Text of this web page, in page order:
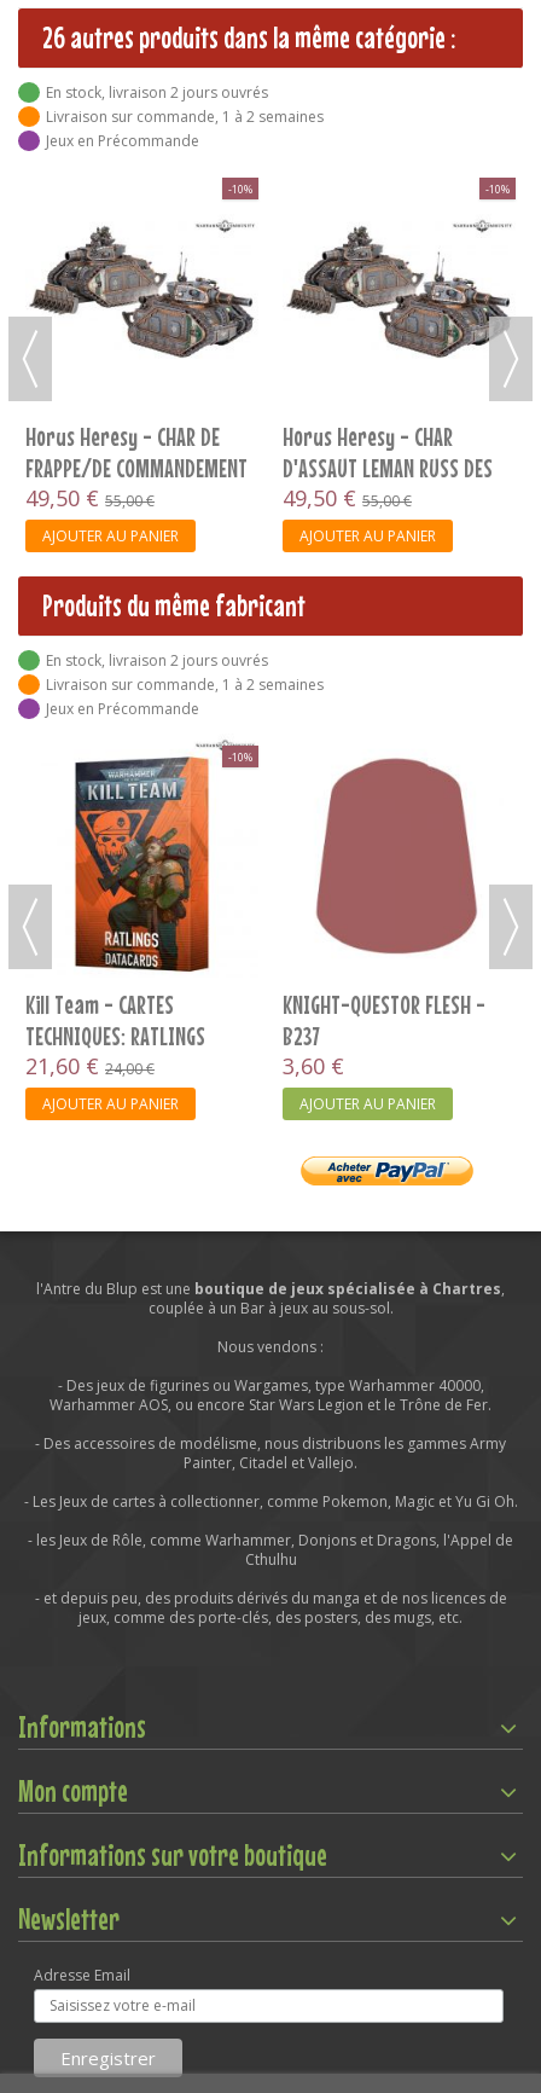
26 autres produits dans la même catégorie :
En stock, livraison 2 jours ouvrés
Livraison sur commande, 1 à 2 semaines
Jeux en Précommande
-10%
Horus Heresy - CHAR DE
FRAPPE/DE COMMANDEMENT
LEMAN RUSS...
49,50 € 55,00 €
AJOUTER AU PANIER
-10%
Horus Heresy - CHAR
D'ASSAUT LEMAN RUSS DES
SOLAR AUXILIA
49,50 € 55,00 €
AJOUTER AU PANIER
Produits du même fabricant
En stock, livraison 2 jours ouvrés
Livraison sur commande, 1 à 2 semaines
Jeux en Précommande
-10%
Kill Team - CARTES
TECHNIQUES: RATLINGS
(FRANCAIS)
21,60 € 24,00 €
AJOUTER AU PANIER
KNIGHT-QUESTOR FLESH -
B237
3,60 €
AJOUTER AU PANIER
l'Antre du Blup est une boutique de jeux spécialisée à Chartres,
couplée à un Bar à jeux au sous-sol.
Nous vendons :
- Des jeux de figurines ou Wargames, type Warhammer 40000,
Warhammer AOS, ou encore Star Wars Legion et le Trône de Fer.
- Des accessoires de modélisme, nous distribuons les gammes Army
Painter, Citadel et Vallejo.
- Les Jeux de cartes à collectionner, comme Pokemon, Magic et Yu Gi Oh.
- les Jeux de Rôle, comme Warhammer, Donjons et Dragons, l'Appel de
Cthulhu
- et depuis peu, des produits dérivés du manga et de nos licences de
jeux, comme des porte-clés, des posters, des mugs, etc.
Informations
Mon compte
Informations sur votre boutique
Newsletter
Adresse Email